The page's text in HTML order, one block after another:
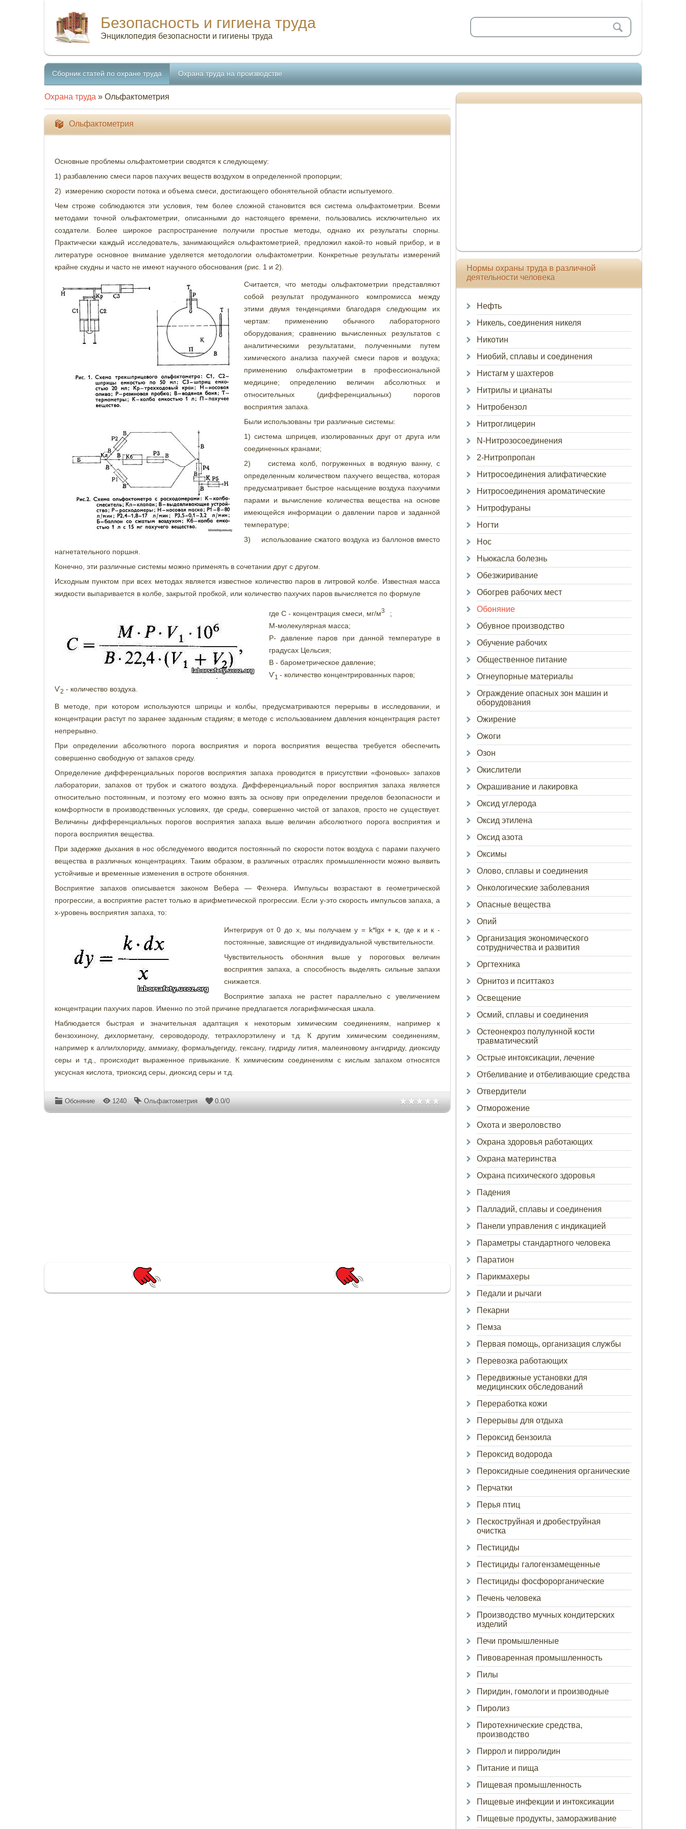
Безопасность и гигиена труда
Энциклопедия безопасности и гигиены труда
Сборник статей по охране труда Охрана труда на производстве
Охрана труда » Ольфактометрия
Ольфактометрия
Основные проблемы ольфактометрии сводятся к следующему:
1) разбавлению смеси паров пахучих веществ воздухом в определенной пропорции;
2) измерению скорости потока и объема смеси, достигающего обонятельной области испытуемого.
Чем строже соблюдаются эти условия, тем более сложной становится вся система ольфактометрии. Всеми
методами точной ольфактометрии, описанными до настоящего времени, пользовались исключительно их
создатели. Более широкое распространение получили простые методы, однако их результаты спорны.
Практически каждый исследователь, занимающийся ольфактометрией, предложил какой-то новый прибор, и в
литературе основное внимание уделяется методологии ольфактометрии. Конкретные результаты измерений
крайне скудны и часто не имеют научного обоснования (рис. 1 и 2).
Считается, что методы ольфактометрии представляют
собой результат продуманного компромисса между
этими двумя тенденциями благодаря следующим их
чертам: применению обычного лабораторного
оборудования; сравнению вычисленных результатов с
аналитическими результатами, полученными путем
химического анализа пахучей смеси паров и воздуха;
применению ольфактометрии в профессиональной
медицине; определению величин абсолютных и
относительных (дифференциальных) порогов
восприятия запаха.
Были использованы три различные системы:
1) система шприцев, изолированных друг от друга или
соединенных кранами;
2) система колб, погруженных в водяную ванну, с
определенным количеством пахучего вещества, которая
предусматривает быстрое насыщение воздуха пахучими
парами и вычисление количества вещества на основе
имеющейся информации о давлении паров и заданной
температуре;
3) использование сжатого воздуха из баллонов вместо
нагнетательного поршня.
Конечно, эти различные системы можно применять в сочетании друг с другом.
Исходным пунктом при всех методах является известное количество паров в литровой колбе. Известная масса
жидкости выпаривается в колбе, закрытой пробкой, или количество пахучих паров вычисляется по формуле
где С - концентрация смеси, мг/м3
;
М-молекулярная масса;
Р- давление паров при данной температуре в
градусах Цельсия;
В - барометрическое давление;
Ѵ1 - количество концентрированных паров;
Ѵ2 - количество воздуха.
В методе, при котором используются шприцы и колбы, предусматриваются перерывы в исследовании, и
концентрации растут по заранее заданным стадиям; в методе с использованием давления концентрация растет
непрерывно.
При определении абсолютного порога восприятия и порога восприятия вещества требуется обеспечить
совершенно свободную от запахов среду.
Определение дифференциальных порогов восприятия запаха проводится в присутствии «фоновых» запахов
лаборатории, запахов от трубок и сжатого воздуха. Дифференциальный порог восприятия запаха является
относительно постоянным, и поэтому его можно взять за основу при определении пределов безопасности и
комфортности в производственных условиях, где среды, совершенно чистой от запахов, просто не существует.
Величины дифференциальных порогов восприятия запаха выше величин абсолютного порога восприятия и
порога восприятия вещества.
При задержке дыхания в нос обследуемого вводится постоянный по скорости поток воздуха с парами пахучего
вещества в различных концентрациях. Таким образом, в различных отраслях промышленности можно выявить
устойчивые и временные изменения в остроте обоняния.
Восприятие запахов описывается законом Вебера — Фехнера. Импульсы возрастают в геометрической
прогрессии, а восприятие растет только в арифметической прогрессии. Если у-это скорость импульсов запаха, а
х-уровень восприятия запаха, то:
Интегрируя от 0 до х, мы получаем у = k*lgx + к, где к и к -
постоянные, зависящие от индивидуальной чувствительности.
Чувствительность обоняния выше у пороговых величин
восприятия запаха, а способность выделять сильные запахи
снижается.
Восприятие запаха не растет параллельно с увеличением
концентрации пахучих паров. Именно по этой причине предлагается логарифмическая шкала.
Наблюдается быстрая и значительная адаптация к некоторым химическим соединениям, например к
бензохинону, дихлорметану, сероводороду, тетрахлорэтилену и т.д. К другим химическим соединениям,
например к аллилхлориду, аммиаку, формальдегиду, гексану, гидриду лития, малеиновому ангидриду, диоксиду
серы и т.д., происходит выраженное привыкание. К химическим соединениям с кислым запахом относятся
уксусная кислота, триоксид серы, диоксид серы и т.д.
Обоняние 1240 Ольфактометрия 0.0/0
Нормы охраны труда в различной
деятельности человека
Нефть
Никель, соединения никеля
Никотин
Ниобий, сплавы и соединения
Нистагм у шахтеров
Нитрилы и цианаты
Нитробензол
Нитроглицерин
N-Нитрозосоединения
2-Нитропропан
Нитросоединения алифатические
Нитросоединения ароматические
Нитрофураны
Ногти
Нос
Ньюкасла болезнь
Обезжиривание
Обогрев рабочих мест
Обоняние
Обувное производство
Обучение рабочих
Общественное питание
Огнеупорные материалы
Ограждение опасных зон машин и
оборудования
Ожирение
Ожоги
Озон
Окислители
Окрашивание и лакировка
Оксид углерода
Оксид этилена
Оксид азота
Оксимы
Олово, сплавы и соединения
Онкологические заболевания
Опасные вещества
Опий
Организация экономического
сотрудничества и развития
Оргтехника
Орнитоз и пситтакоз
Освещение
Осмий, сплавы и соединения
Остеонекроз полулунной кости
травматический
Острые интоксикации, лечение
Отбеливание и отбеливающие средства
Отвердители
Отморожение
Охота и звероловство
Охрана здоровья работающих
Охрана материнства
Охрана психического здоровья
Падения
Палладий, сплавы и соединения
Панели управления с индикацией
Параметры стандартного человека
Паратион
Парикмахеры
Педали и рычаги
Пекарни
Пемза
Первая помощь, организация службы
Перевозка работающих
Передвижные установки для
медицинских обследований
Переработка кожи
Перерывы для отдыха
Пероксид бензоила
Пероксид водорода
Пероксидные соединения органические
Перчатки
Перья птиц
Пескоструйная и дробеструйная
очистка
Пестициды
Пестициды галогензамещенные
Пестициды фосфорорганические
Печень человека
Производство мучных кондитерских
изделий
Печи промышленные
Пивоваренная промышленность
Пилы
Пиридин, гомологи и производные
Пиролиз
Пиротехнические средства,
производство
Пиррол и пирролидин
Питание и пища
Пищевая промышленность
Пищевые инфекции и интоксикации
Пищевые продукты, замораживание